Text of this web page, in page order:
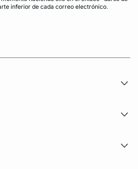
inferior de cada correo electrónico.